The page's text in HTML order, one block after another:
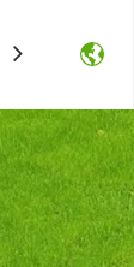
contact